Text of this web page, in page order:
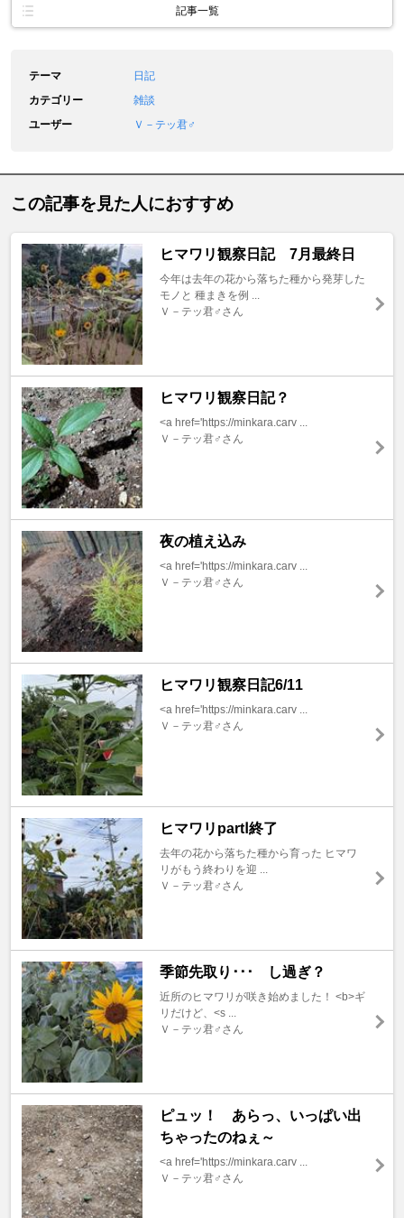
記事一覧
テーマ
日記
カテゴリー
雑談
ユーザー
Ｖ－テッ君♂
この記事を見た人におすすめ
ヒマワリ観察日記 7月最終日
今年は去年の花から落ちた種から発芽した
モノと 種まきを例 ...
Ｖ－テッ君♂さん
ヒマワリ観察日記？
<a href='https://minkara.carv ...
Ｖ－テッ君♂さん
夜の植え込み
<a href='https://minkara.carv ...
Ｖ－テッ君♂さん
ヒマワリ観察日記6/11
<a href='https://minkara.carv ...
Ｖ－テッ君♂さん
ヒマワリpartⅠ終了
去年の花から落ちた種から育った ヒマワ
リがもう終わりを迎 ...
Ｖ－テッ君♂さん
季節先取り･･･ し過ぎ？
近所のヒマワリが咲き始めました！ <b>ギ
リだけど、<s ...
Ｖ－テッ君♂さん
ピュッ！ あらっ、いっぱい出
ちゃったのねぇ～
<a href='https://minkara.carv ...
Ｖ－テッ君♂さん